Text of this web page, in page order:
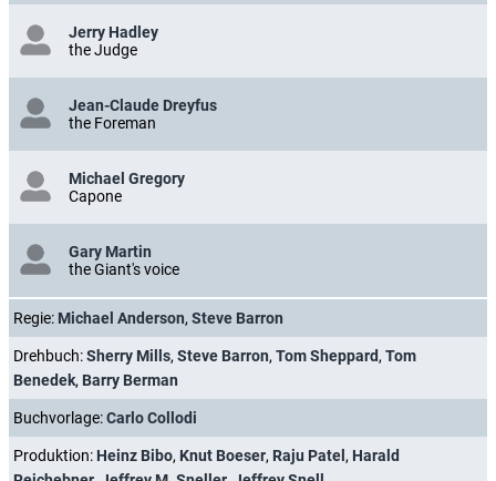
Jerry Hadley
the Judge
Jean-Claude Dreyfus
the Foreman
Michael Gregory
Capone
Gary Martin
the Giant's voice
Regie: Michael Anderson, Steve Barron
Drehbuch:Sherry Mills, Steve Barron, Tom Sheppard, Tom
Benedek, Barry Berman
Buchvorlage:Carlo Collodi
Produktion: Heinz Bibo, Knut Boeser, Raju Patel , Harald